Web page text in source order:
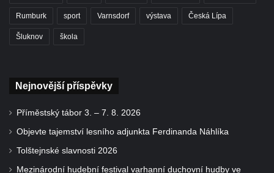
Rumburk sport Varnsdorf výstava Česká Lípa
Šluknov škola
Nejnovější příspěvky
Příměstský tábor 3. – 7. 8. 2026
Objevte tajemství lesního adjunkta Ferdinanda Náhlíka
Tolštejnské slavnosti 2026
Mezinárodní hudební festival varhanní duchovní hudby ve